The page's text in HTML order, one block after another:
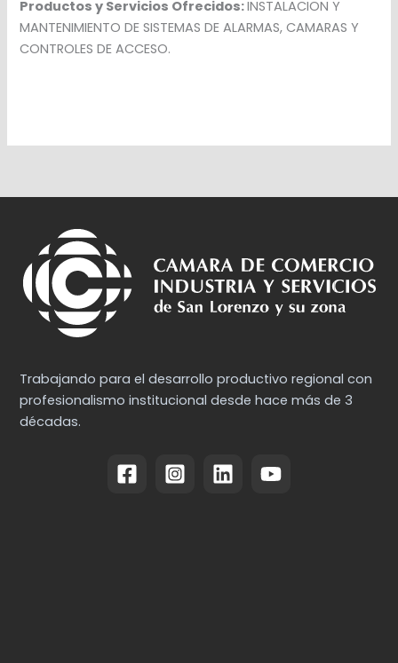
Productos y Servicios Ofrecidos:INSTALACION Y
MANTENIMIENTO DE SISTEMAS DE ALARMAS, CAMARAS Y
CONTROLES DE ACCESO.
Trabajando para el desarrollo productivo regional con
profesionalismo institucional desde hace más de 3
décadas.